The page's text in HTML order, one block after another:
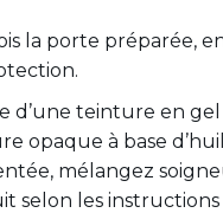
la porte préparée,
d’une teinture en
opaque à base
mélangez
selon les